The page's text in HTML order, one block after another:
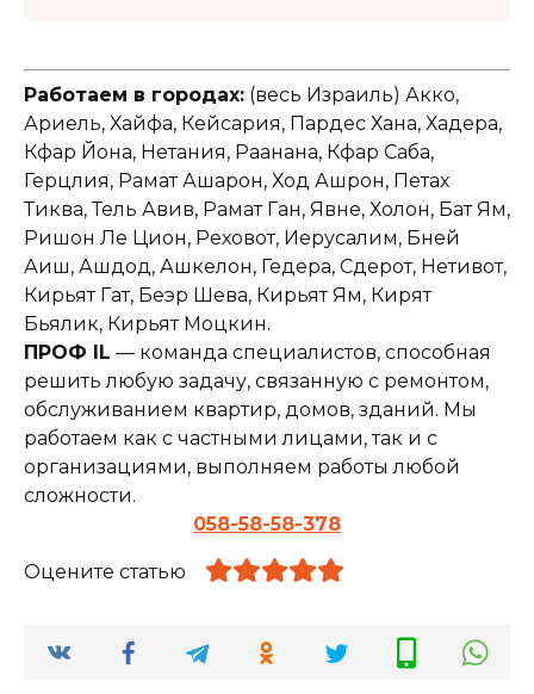
Работаем в городах: (весь Израиль) Акко,
Ариель, Хайфа, Кейсария, Пардес Хана, Хадера,
Кфар Йона, Нетания, Раанана, Кфар Саба,
Герцлия, Рамат Ашарон, Ход Ашрон, Петах
Тиква, Тель Авив, Рамат Ган, Явне, Холон, Бат Ям,
Ришон Ле Цион, Реховот, Иерусалим, Бней
Аиш, Ашдод, Ашкелон, Гедера, Сдерот, Нетивот,
Кирьят Гат, Беэр Шева, Кирьят Ям, Кирят
Бьялик, Кирьят Моцкин.
ПРОФ IL — команда специалистов, способная
решить любую задачу, связанную с ремонтом,
обслуживанием квартир, домов, зданий. Мы
работаем как с частными лицами, так и с
организациями, выполняем работы любой
сложности.
058-58-58-378
Оцените статью